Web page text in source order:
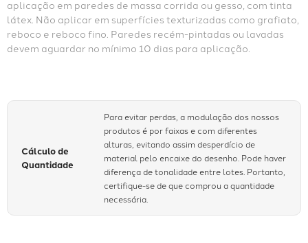
aplicação em paredes de massa corrida ou gesso, com tinta
látex. Não aplicar em superfícies texturizadas como grafiato,
reboco e reboco fino. Paredes recém-pintadas ou lavadas
devem aguardar no mínimo 10 dias para aplicação.
Cálculo de
Quantidade
Para evitar perdas, a modulação dos nossos
produtos é por faixas e com diferentes
alturas, evitando assim desperdício de
material pelo encaixe do desenho. Pode haver
diferença de tonalidade entre lotes. Portanto,
certifique-se de que comprou a quantidade
necessária.